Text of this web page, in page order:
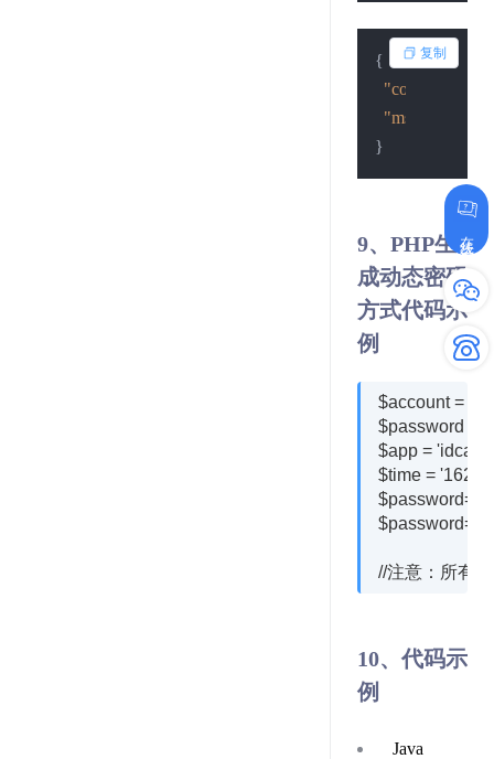
{
"code"
"msg"
}
复制
9、PHP生
成动态密码
方式代码示
例
$account =
$password =
$app =
$time =
10、代码示
例
Java
在线咨询